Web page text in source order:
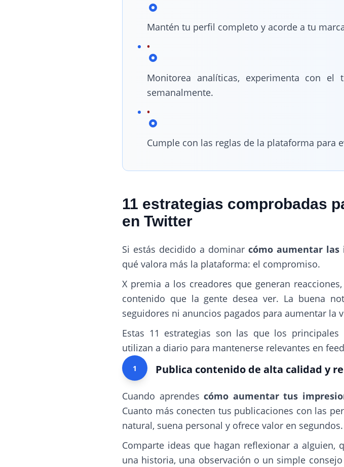
Mantén tu perfil completo y acorde a tu
Monitorea analíticas, experimenta con
semanalmente.
Cumple con las reglas de la plataforma para
11 estrategias comprobadas
en Twitter
Si estás decidido a dominar cómo aumentar
qué valora más la plataforma: el compromiso.
X premia a los creadores que generan
contenido que la gente desea ver. La buena
seguidores ni anuncios pagados para aumentar la
Estas 11 estrategias son las que los
utilizan a diario para mantenerse relevantes en
1 Publica contenido de alta calidad y
Cuando aprendes cómo aumentar tus
Cuanto más conecten tus publicaciones con las
natural, suena personal y ofrece valor en segundos.
Comparte ideas que hagan reflexionar a
una historia, una observación o un simple